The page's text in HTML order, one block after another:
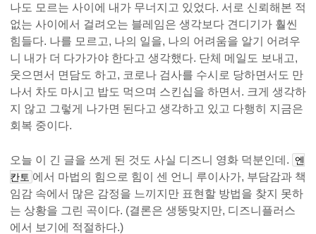
나도 모르는 사이에 내가 무너지고 있었다. 서로 신뢰해본 적
없는 사이에서 걸려오는 블레임은 생각보다 견디기가 훨씬
힘들다. 나를 모르고, 나의 일을, 나의 어려움을 알기 어려우
니 내가 더 다가가야 한다고 생각했다. 단체 메일도 보내고,
웃으면서 면담도 하고, 코로나 검사를 수시로 당하면서도 만
나서 차도 마시고 밥도 먹으며 스킨십을 하면서. 크게 생각하
지 않고 그렇게 나가면 된다고 생각하고 있고 다행히 지금은
회복 중이다.
오늘 이 긴 글을 쓰게 된 것도 사실 디즈니 영화 덕분인데.
엔
칸토 에서 마법의 힘으로 힘이 센 언니 루이사가, 부담감과 책
임감 속에서 많은 감정을 느끼지만 표현할 방법을 찾지 못하
는 상황을 그린 곡이다. (결론은 생뚱맞지만, 디즈니플러스
에서 보기에 적절하다.)